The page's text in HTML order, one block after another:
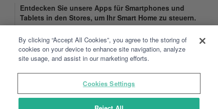
Entdecken Sie unsere Apps für Smartphones und
Tablets in den Stores, um Ihr Smart Home zu steuern.
IMPRESSUM
ALLGEMEINE NUTZUNGSBEDINGUNSEN
By clicking “Accept All Cookies”, you agree to the storing of
cookies on your device to enhance site navigation, analyze
site usage, and assist in our marketing efforts.
Cookies Settings